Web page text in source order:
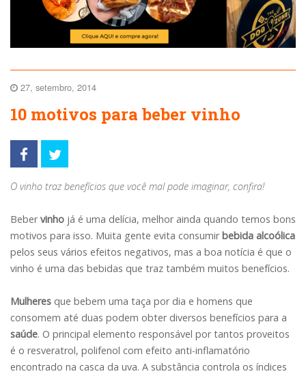
27, setembro, 2014
10 motivos para beber vinho
O vinho traz benefícios que você mal pode imaginar, confira!
Bebervinho já é uma delícia, melhor ainda quando temos bons
motivos para isso. Muita gente evita consumir bebida alcoólica
pelos seus vários efeitos negativos, mas a boa notícia é que o
vinho é uma das bebidas que traz também muitos benefícios.
Mulheres que bebem uma taça por dia e homens que
consomem até duas podem obter diversos benefícios para a
saúde. O principal elemento responsável por tantos proveitos
é o resveratrol, polifenol com efeito anti-inflamatório
encontrado na casca da uva. A substância controla os índices